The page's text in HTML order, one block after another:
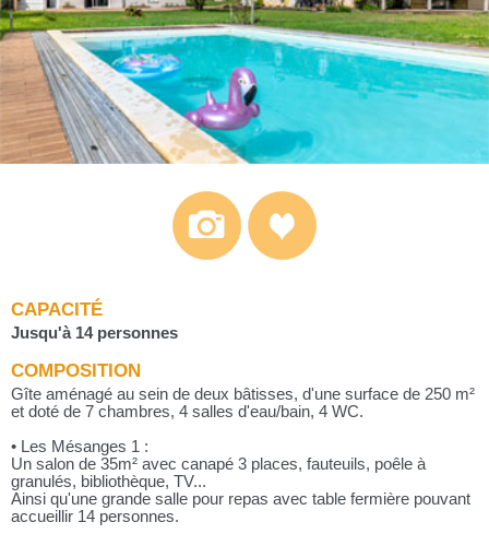
CAPACITÉ
Jusqu'à 14 personnes
COMPOSITION
Gîte aménagé au sein de deux bâtisses, d'une surface de 250 m²
et doté de 7 chambres, 4 salles d'eau/bain, 4 WC.
• Les Mésanges 1 :
Un salon de 35m² avec canapé 3 places, fauteuils, poêle à
granulés, bibliothèque, TV...
Ainsi qu'une grande salle pour repas avec table fermière pouvant
accueillir 14 personnes.